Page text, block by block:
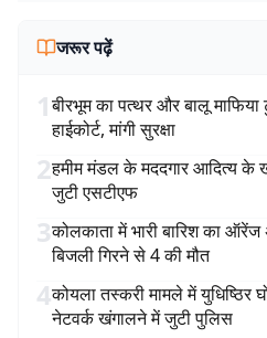
जरूर पढ़ें
1बीरभूम का पत्थर और बालू
हाईकोर्ट, मांगी सुरक्षा
2हमीम मंडल के मददगार आदित्य के
जुटी एसटीएफ
3कोलकाता में भारी बारिश का ऑरेंज
बिजली गिरने से 4 की मौत
4कोयला तस्करी मामले में युधिष्ठिर
नेटवर्क खंगालने में जुटी पुलिस